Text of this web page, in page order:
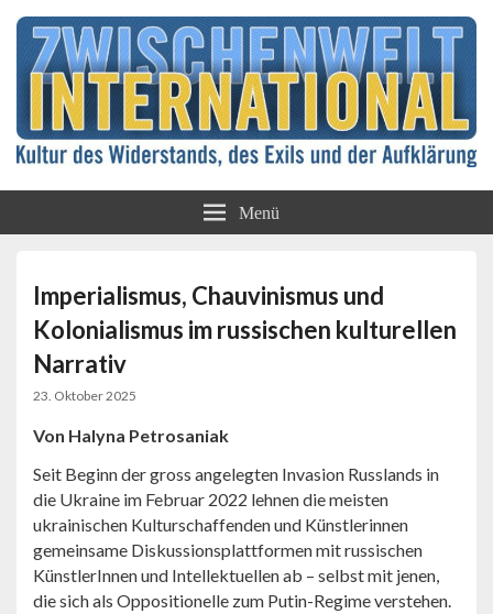
Zwischenwelt
International
Menü
Imperialismus, Chauvinismus und
Kolonialismus im russischen kulturellen
Narrativ
23. Oktober 2025
Von Halyna Petrosaniak
Seit Beginn der gross angelegten Invasion Russlands in
die Ukraine im Februar 2022 lehnen die meisten
ukrainischen Kulturschaffenden und Künstlerinnen
gemeinsame Diskussionsplattformen mit russischen
KünstlerInnen und Intellektuellen ab – selbst mit jenen,
die sich als Oppositionelle zum Putin-Regime verstehen.